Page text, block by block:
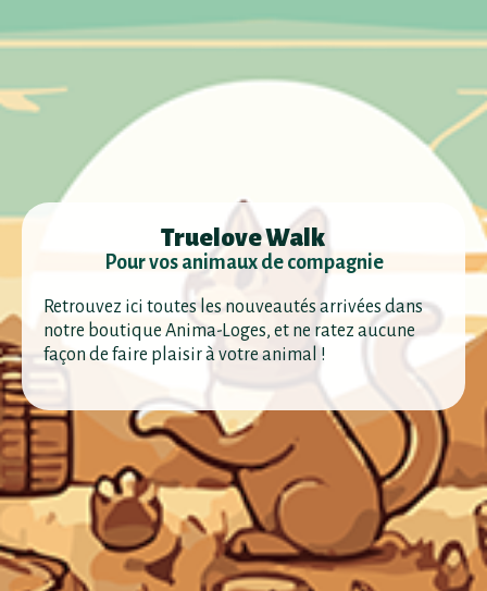
Truelove Walk
Pour vos animaux de compagnie
Retrouvez ici toutes les nouveautés arrivées dans
notre boutique Anima-Loges, et ne ratez aucune
façon de faire plaisir à votre animal !